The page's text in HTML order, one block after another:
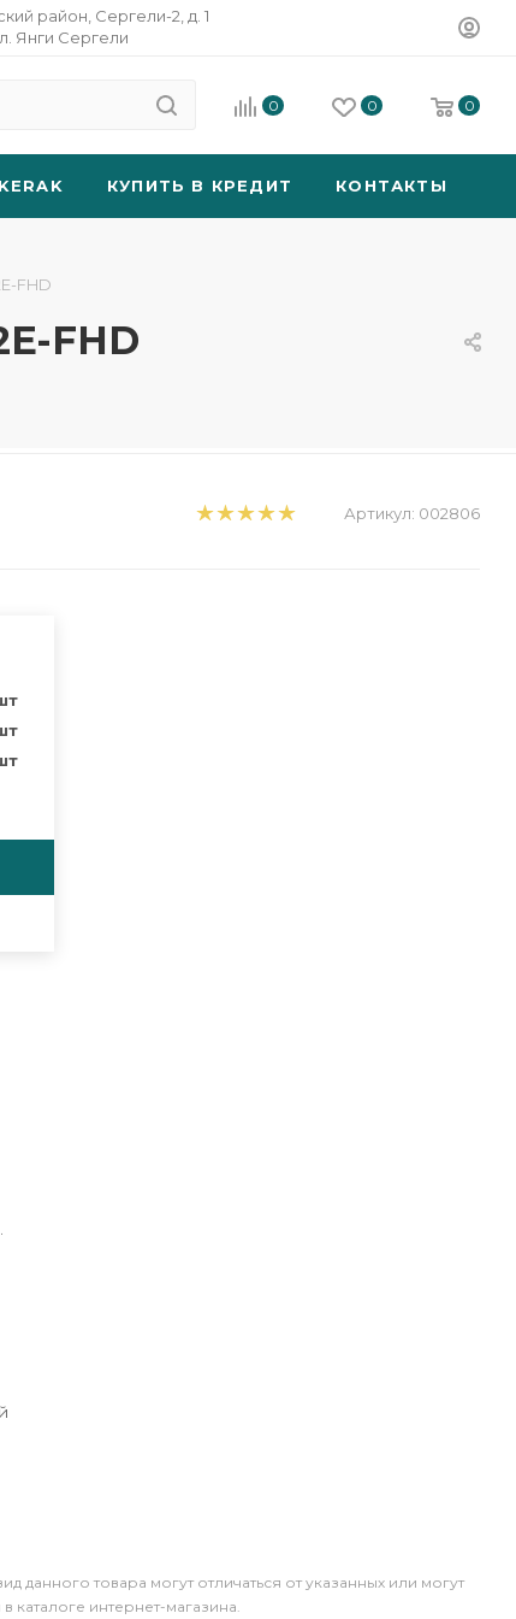
район, Сергели-2, д. 1
Янги Сергели
0 0 0
КУПИТЬ В КРЕДИТ КОНТАКТЫ
FHD
FHD
Артикул: 002806
данного товара могут отличаться от указанных или могут
интернет-магазина.